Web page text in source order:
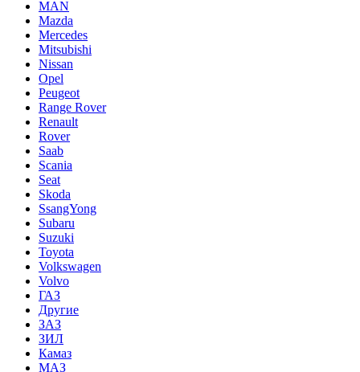
MAN
Mazda
Mercedes
Mitsubishi
Nissan
Opel
Peugeot
Range Rover
Renault
Rover
Saab
Scania
Seat
Skoda
SsangYong
Subaru
Suzuki
Toyota
Volkswagen
Volvo
ГАЗ
Другие
ЗАЗ
ЗИЛ
Камаз
МАЗ